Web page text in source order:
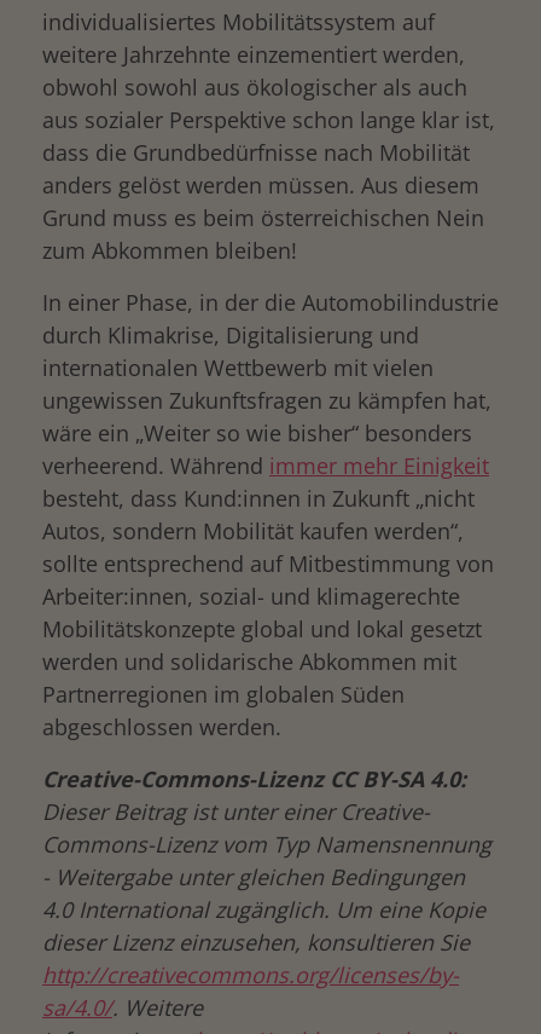
individualisiertes Mobilitätssystem auf
weitere Jahrzehnte einzementiert werden,
obwohl sowohl aus ökologischer als auch
aus sozialer Perspektive schon lange klar ist,
dass die Grundbedürfnisse nach Mobilität
anders gelöst werden müssen. Aus diesem
Grund muss es beim österreichischen Nein
zum Abkommen bleiben!
In einer Phase, in der die Automobilindustrie
durch Klimakrise, Digitalisierung und
internationalen Wettbewerb mit vielen
ungewissen Zukunftsfragen zu kämpfen hat,
wäre ein „Weiter so wie bisher“ besonders
verheerend. Während immer mehr Einigkeit
besteht, dass Kund:innen in Zukunft „nicht
Autos, sondern Mobilität kaufen werden“,
sollte entsprechend auf Mitbestimmung von
Arbeiter:innen, sozial- und klimagerechte
Mobilitätskonzepte global und lokal gesetzt
werden und solidarische Abkommen mit
Partnerregionen im globalen Süden
abgeschlossen werden.
Creative-Commons-Lizenz CC BY-SA 4.0:
Dieser Beitrag ist unter einer Creative-
Commons-Lizenz vom Typ Namensnennung
- Weitergabe unter gleichen Bedingungen
4.0 International zugänglich. Um eine Kopie
dieser Lizenz einzusehen, konsultieren Sie
http://creativecommons.org/licenses/by-
sa/4.0/. Weitere